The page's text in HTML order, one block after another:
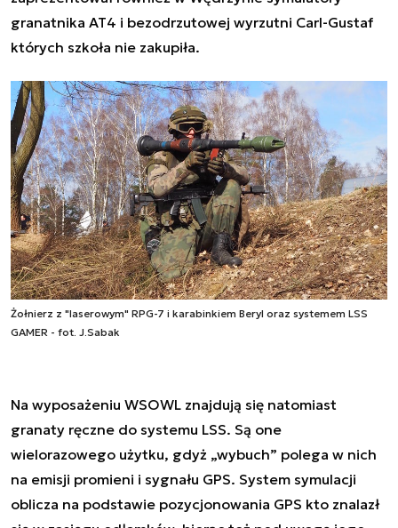
granatnika AT4 i bezodrzutowej wyrzutni Carl-Gustaf
których szkoła nie zakupiła.
Żołnierz z "laserowym" RPG-7 i karabinkiem Beryl oraz systemem LSS
GAMER - fot. J.Sabak
Na wyposażeniu WSOWL znajdują się natomiast
granaty ręczne do systemu LSS. Są one
wielorazowego użytku, gdyż „wybuch” polega w nich
na emisji promieni i sygnału GPS. System symulacji
oblicza na podstawie pozycjonowania GPS kto znalazł